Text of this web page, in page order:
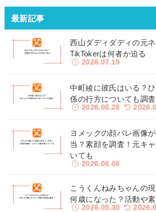
最新記事
西山ダディダディの元
TikTokerは何者か迫る
2026.07.19
中町綾に彼氏はいる？
係の行方についても調査
2026.06.28
ヨメックの顔バレ画像
当？素顔を調査！元キ
いても
2026.06.08
こうくんねみちゃんの
何歳になった？活動や素
2026.05.30